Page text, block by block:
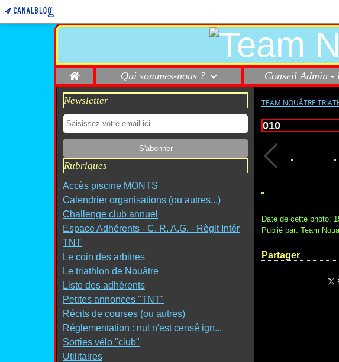
Home Qui sommes-nous ? Conseil Admin -
Newsletter
Rubriques
Accès piscine MONTS
Calendrier organisations (ou autres...)
Challenge club annuel
Espace Adhérents - C. R. A.G. - Règlt Intér
TNT
Le coin des arbitres
Le triathlon de Nouâtre
Liste des adhérents
Petites annonces "TNT"
Récits de courses (ou autres)
Réglementation : nul n'est censé ign...
Sorties vélo "club"
Utilitaires
TEAM NOUÂTRE
010
Date de cette photo:
Publié par: Team
Partager